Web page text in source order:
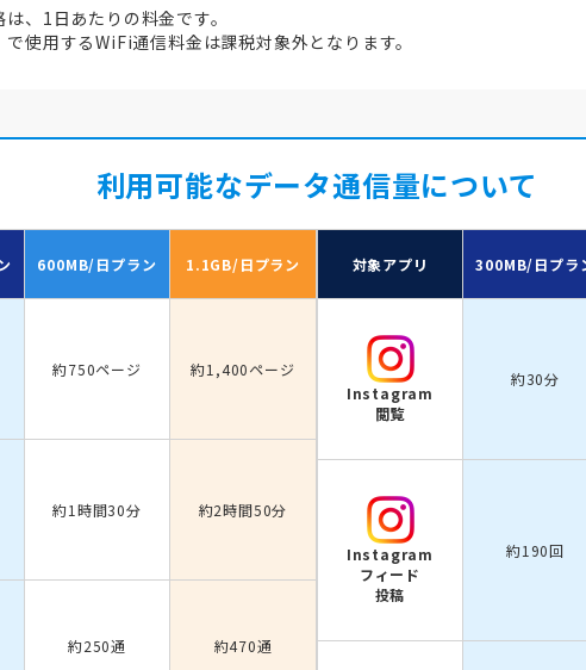
、1日あたりの料金です。
使用するWiFi通信料金は課税対象外となります。
利用可能なデータ通信量について
600MB/日プラン 1.1GB/日プラン
約750ページ 約1,400ページ
約1時間30分 約2時間50分
約250通 約470通
対象アプリ 300MB/日プラ
Instagram
閲覧
約30分
Instagram
フィード
投稿
約190回